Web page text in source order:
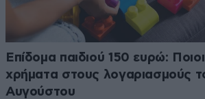
Επίδομα παιδιού 150 ευρώ:
χρήματα στους λογαριασμούς
Αυγούστου